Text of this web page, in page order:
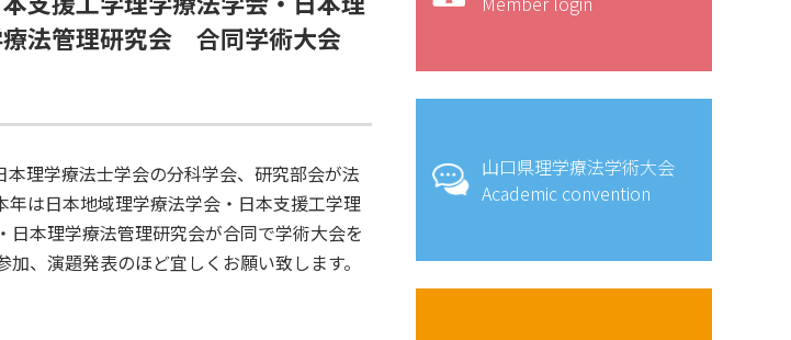
法管理研究会 合同学術大会
理学療法士学会の分科学会、研究部会が法
年は日本地域理学療法学会・日本支援工学理
本理学療法管理研究会が合同で学術大会を
、演題発表のほど宜しくお願い致します。
山口県理学療法学術大会
Academic convention